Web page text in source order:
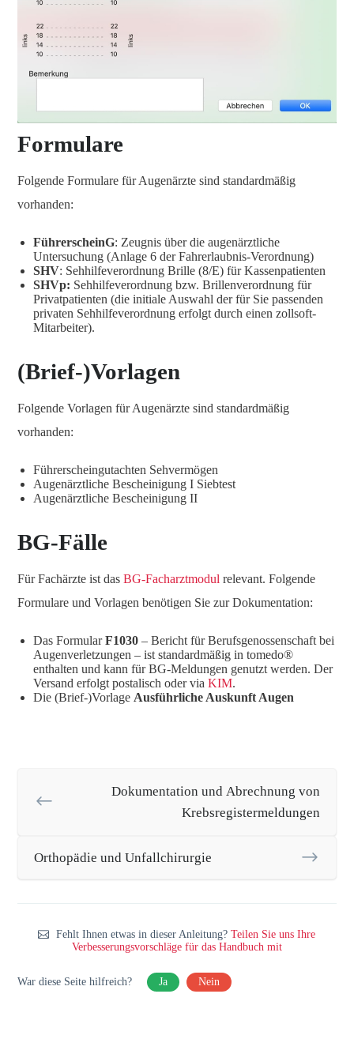
Formulare
Folgende Formulare für Augenärzte sind standardmäßig
vorhanden:
FührerscheinG: Zeugnis über die augenärztliche
Untersuchung (Anlage 6 der Fahrerlaubnis-Verordnung)
SHV: Sehhilfeverordnung Brille (8/E) für Kassenpatienten
SHVp: Sehhilfeverordnung bzw. Brillenverordnung für
Privatpatienten (die initiale Auswahl der für Sie passenden
privaten Sehhilfeverordnung erfolgt durch einen zollsoft-
Mitarbeiter).
(Brief-)Vorlagen
Folgende Vorlagen für Augenärzte sind standardmäßig
vorhanden:
Führerscheingutachten Sehvermögen
Augenärztliche Bescheinigung I Siebtest
Augenärztliche Bescheinigung II
BG-Fälle
Für Fachärzte ist das BG-Facharztmodul relevant. Folgende
Formulare und Vorlagen benötigen Sie zur Dokumentation:
Das FormularF1030 – Bericht für Berufsgenossenschaft bei
Augenverletzungen – ist standardmäßig in tomedo®
enthalten und kann für BG-Meldungen genutzt werden. Der
Versand erfolgt postalisch oder via KIM.
Die (Brief-)Vorlage Ausführliche Auskunft Augen
Dokumentation und Abrechnung von
Krebsregistermeldungen
Orthopädie und Unfallchirurgie
Fehlt Ihnen etwas in dieser Anleitung?Teilen Sie uns Ihre
Verbesserungsvorschläge für das Handbuch mit
War diese Seite hilfreich? Ja Nein